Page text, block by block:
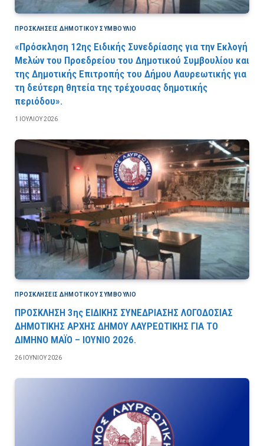
ΠΡΟΣΚΛΉΣΕΙΣ ΔΗΜΟΤΙΚΟΎ ΣΥΜΒΟΎΛΙΟ
«Πρόσκληση 12ης Ειδικής Συνεδρίασης για την Εκλογή
Μελών του Προεδρείου του Δημοτικού Συμβουλίου και
της Δημοτικής Επιτροπής του Δήμου Λαυρεωτικής για
τη δεύτερη θητεία της τρέχουσας δημοτικής
περιόδου».
1 ΙΟΥΛΊΟΥ 2026
ΠΡΟΣΚΛΉΣΕΙΣ ΔΗΜΟΤΙΚΟΎ ΣΥΜΒΟΎΛΙΟ
ΠΡΟΣΚΛΗΣΗ 3ης ΕΙΔΙΚΗΣ ΣΥΝΕΔΡΙΑΣΗΣ ΛΟΓΟΔΟΣΙΑΣ
ΔΗΜΟΤΙΚΗΣ ΑΡΧΗΣ ΔΗΜΟΥ ΛΑΥΡΕΩΤΙΚΗΣ ΓΙΑ ΤΟ
ΔΙΜΗΝΟ ΜΑΪΟ – ΙΟΥΝΙΟ 2026.
26 ΙΟΥΝΊΟΥ 2026